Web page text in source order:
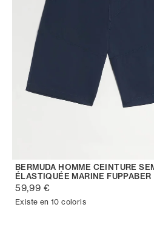
BERMUDA HOMME CEINTURE
ÉLASTIQUÉE MARINE FUPPABER
59,99 €
Existe en 10 coloris